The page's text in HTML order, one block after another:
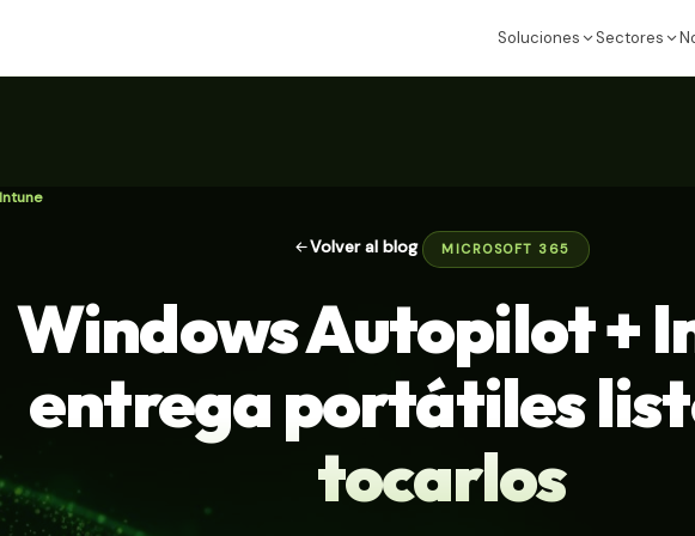
Soluciones Sectores
Volver al blog MICROSOFT 365
Windows Autopilot +
entrega portátiles
tocarlos